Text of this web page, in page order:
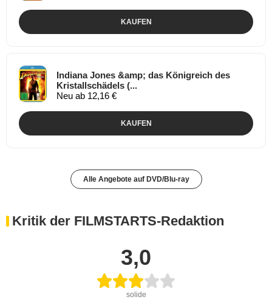
KAUFEN
Indiana Jones &amp; das Königreich des
Kristallschädels (...
Neu ab 12,16 €
KAUFEN
Alle Angebote auf DVD/Blu-ray
Kritik der FILMSTARTS-Redaktion
3,0
solide